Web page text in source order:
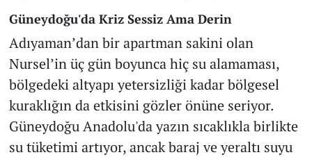
Güneydoğu'da Kriz Sessiz Ama Derin
Adıyaman’dan bir apartman sakini olan
Nursel’in üç gün boyunca hiç su alamaması,
bölgedeki altyapı yetersizliği kadar bölgesel
kuraklığın da etkisini gözler önüne seriyor.
Güneydoğu Anadolu'da yazın sıcaklıkla birlikte
su tüketimi artıyor, ancak baraj ve yeraltı suyu